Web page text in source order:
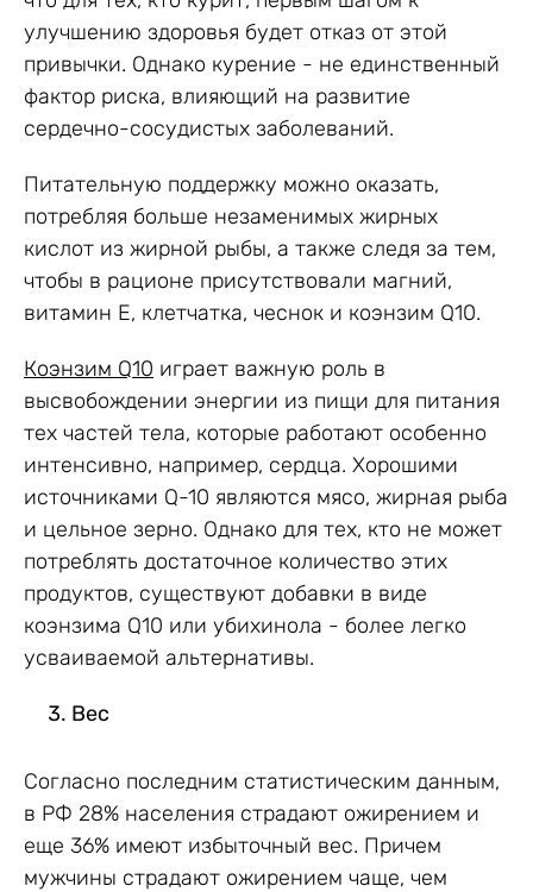
улучшению здоровья будет отказ от этой
привычки. Однако курение - не единственный
фактор риска, влияющий на развитие
сердечно-сосудистых заболеваний.
Питательную поддержку можно оказать,
потребляя больше незаменимых жирных
кислот из жирной рыбы, а также следя за тем,
чтобы в рационе присутствовали магний,
витамин Е, клетчатка, чеснок и коэнзим Q10.
Коэнзим Q10 играет важную роль в
высвобождении энергии из пищи для питания
тех частей тела, которые работают особенно
интенсивно, например, сердца. Хорошими
источниками Q-10 являются мясо, жирная рыба
и цельное зерно. Однако для тех, кто не может
потреблять достаточное количество этих
продуктов, существуют добавки в виде
коэнзима Q10 или убихинола - более легко
усваиваемой альтернативы.
Вес
Согласно последним статистическим данным,
в РФ 28% населения страдают ожирением и
еще 36% имеют избыточный вес. Причем
мужчины страдают ожирением чаще, чем